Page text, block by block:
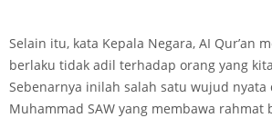
Selain itu, kata Kepala Negara, AI Qur’an
berlaku tidak adil terhadap orang yang
Sebenarnya inilah salah satu wujud nyata
Muhammad SAW yang membawa rahmat